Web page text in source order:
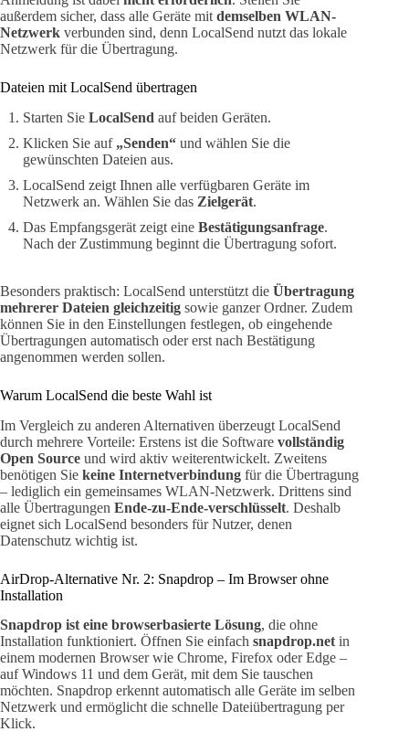
außerdem sicher, dass alle Geräte mit demselben WLAN-
Netzwerk verbunden sind, denn LocalSend nutzt das lokale
Netzwerk für die Übertragung.
Dateien mit LocalSend übertragen
Starten Sie LocalSend auf beiden Geräten.
Klicken Sie auf „Senden“ und wählen Sie die
gewünschten Dateien aus.
LocalSend zeigt Ihnen alle verfügbaren Geräte im
Netzwerk an. Wählen Sie das Zielgerät.
Das Empfangsgerät zeigt eine Bestätigungsanfrage.
Nach der Zustimmung beginnt die Übertragung sofort.
Besonders praktisch: LocalSend unterstützt die Übertragung
mehrerer Dateien gleichzeitig sowie ganzer Ordner. Zudem
können Sie in den Einstellungen festlegen, ob eingehende
Übertragungen automatisch oder erst nach Bestätigung
angenommen werden sollen.
Warum LocalSend die beste Wahl ist
Im Vergleich zu anderen Alternativen überzeugt LocalSend
durch mehrere Vorteile: Erstens ist die Software vollständig
Open Source und wird aktiv weiterentwickelt. Zweitens
benötigen Sie keine Internetverbindung für die Übertragung
– lediglich ein gemeinsames WLAN-Netzwerk. Drittens sind
alle Übertragungen Ende-zu-Ende-verschlüsselt. Deshalb
eignet sich LocalSend besonders für Nutzer, denen
Datenschutz wichtig ist.
AirDrop-Alternative Nr. 2: Snapdrop – Im Browser ohne
Installation
Snapdrop ist eine browserbasierte Lösung, die ohne
Installation funktioniert. Öffnen Sie einfach snapdrop.net in
einem modernen Browser wie Chrome, Firefox oder Edge –
auf Windows 11 und dem Gerät, mit dem Sie tauschen
möchten. Snapdrop erkennt automatisch alle Geräte im selben
Netzwerk und ermöglicht die schnelle Dateiübertragung per
Klick.